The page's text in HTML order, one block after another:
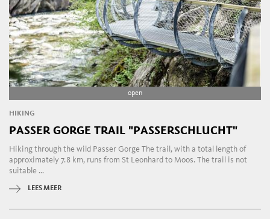
open
HIKING
PASSER GORGE TRAIL "PASSERSCHLUCHT"
Hiking through the wild Passer Gorge The trail, with a total length of
approximately 7.8 km, runs from St Leonhard to Moos. The trail is not
suitable ...
LEES MEER